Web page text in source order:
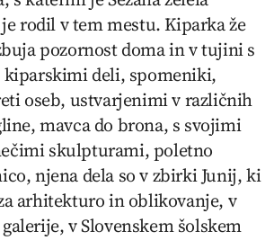
rodil v tem mestu. Kiparka že
pozornost doma in v tujini s
deli, spomeniki,
oseb, ustvarjenimi v različnih
mavca do brona, s svojimi
skulpturami, poletno
njena dela so v zbirki Junij, ki
arhitekturo in oblikovanje, v
v Slovenskem šolskem